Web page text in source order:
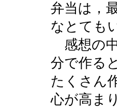
弁当は，
なとても
感想の
分で作る
たくさん
心が高ま